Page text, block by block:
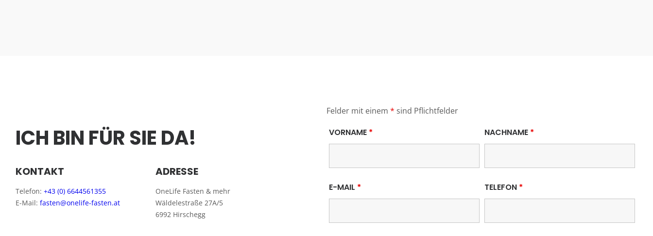
ICH BIN FÜR SIE DA!
KONTAKT
Telefon: +43 (0) 6644561355
E-Mail: fasten@onelife-fasten.at
ADRESSE
OneLife Fasten & mehr
Wäldelestraße 27A/5
6992 Hirschegg
Felder mit einem * sind Pflichtfelder
VORNAME * NACHNAME *
E-MAIL * TELEFON *